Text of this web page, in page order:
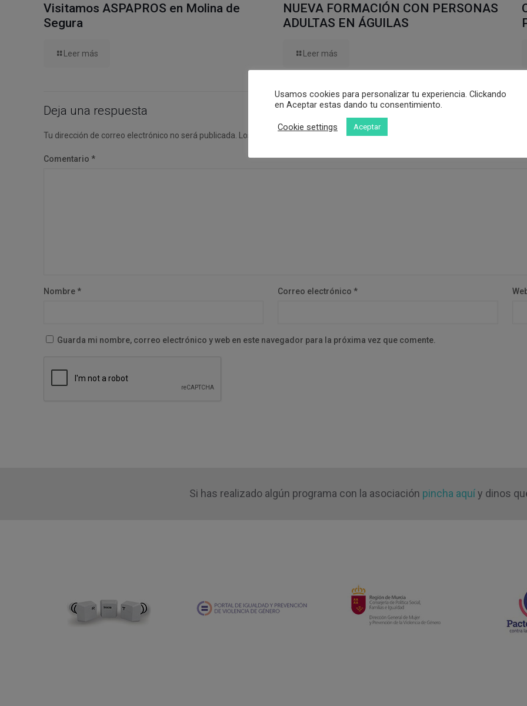
Visitamos ASPAPROS en Molina de
Segura
Leer más
NUEVA FORMACIÓN CON PERSONAS
ADULTAS EN ÁGUILAS
Leer más
Deja una respuesta
Tu dirección de correo electrónico no será publicada. Los campos obligatorios están marcados con
Comentario *
Nombre * Correo electrónico *
Guarda mi nombre, correo electrónico y web en este navegador para la próxima vez que comente.
Si has realizado algún programa con la asociación pincha aquíy dinos
Usamos cookies para personalizar tu experiencia. Clickando
en Aceptar estas dando tu consentimiento.
Cookie settings Aceptar